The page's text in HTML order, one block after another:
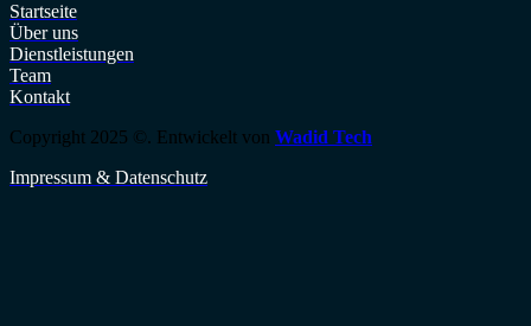
Startseite
Über uns
Dienstleistungen
Team
Kontakt
Copyright 2025 ©. Entwickelt von Wadid Tech
Impressum & Datenschutz